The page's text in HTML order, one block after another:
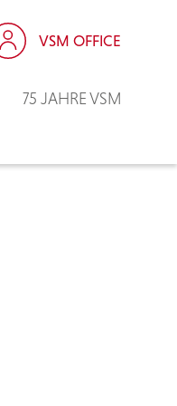
75 JAHRE VSM
VSM OFFICE